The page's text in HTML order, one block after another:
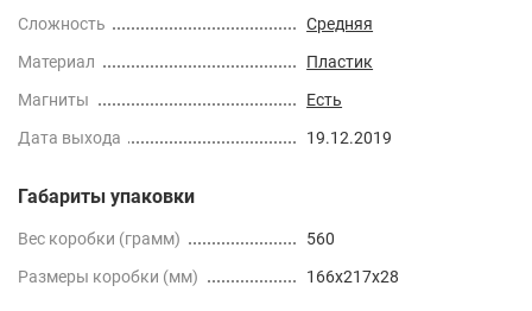
Сложность
Средняя
Материал
Пластик
Магниты
Есть
Дата выхода
19.12.2019
Габариты упаковки
Вес коробки (грамм)
560
Размеры коробки (мм)
166x217x28